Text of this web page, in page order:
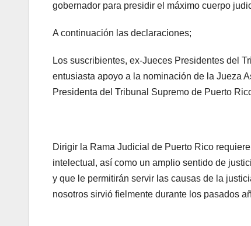
gobernador para presidir el máximo cuerpo
A continuación las declaraciones;
Los suscribientes, ex-Jueces Presidentes del
entusiasta apoyo a la nominación de la Jueza
Presidenta del Tribunal Supremo de Puerto
Dirigir la Rama Judicial de Puerto Rico
intelectual, así como un amplio sentido de
y que le permitirán servir las causas de la
nosotros sirvió fielmente durante los pasados